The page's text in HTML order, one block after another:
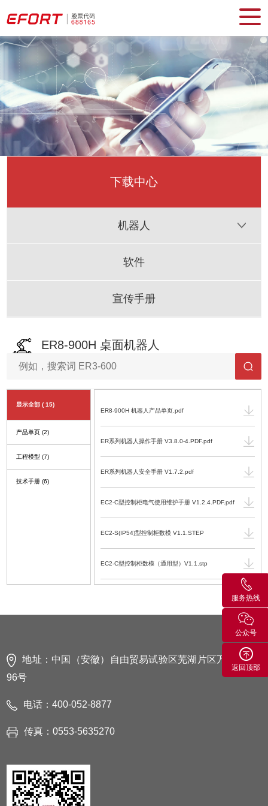
下载中心
机器人
软件
宣传手册
ER8-900H 桌面机器人
显示全部 ( 15)
产品单页 (2)
工程模型 (7)
技术手册 (6)
ER8-900H 机器人产品单页.pdf
ER系列机器人操作手册 V3.8.0-4.PDF.pdf
ER系列机器人安全手册 V1.7.2.pdf
EC2-C型控制柜电气使用维护手册 V1.2.4.PDF.pdf
EC2-S(IP54)型控制柜数模 V1.1.STEP
EC2-C型控制柜数模（通用型）V1.1.stp
ER8-900H 机器人运动范围图 V1.0.DWG
地址：中国（安徽）自由贸易试验区芜湖片区万春东路
96号
电话：400-052-8877
传真：0553-5635270
服务热线
公众号
返回顶部